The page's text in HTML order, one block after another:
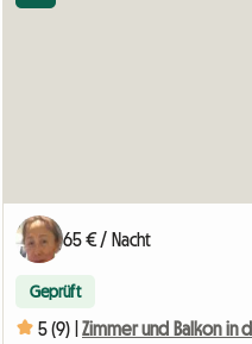
65 € / Nacht
Geprüft
5 (9) |